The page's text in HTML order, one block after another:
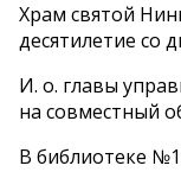
Храм святой
десятилетие со
И. о. главы
на совместный
В библиотеке